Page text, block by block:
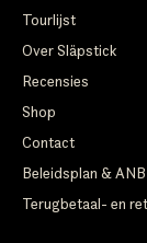
Tourlijst
Over Släpstick
Recensies
Shop
Contact
Beleidsplan &
Terugbetaal- en